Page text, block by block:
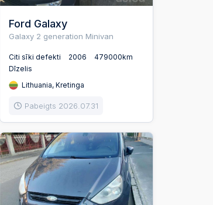
Ford Galaxy
Galaxy 2 generation Minivan
Citi sīki defekti 2006
479000km
Dīzelis
Lithuania, Kretinga
Pabeigts 2026.07.31